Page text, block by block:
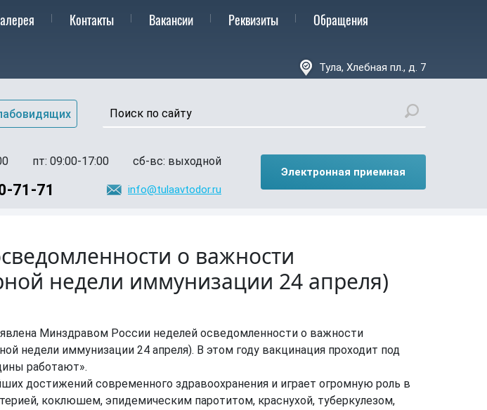
Размер шрифта: A Цветовая схема: A A
Контакты Вакансии Реквизиты Обращения
Тула, Хлебная пл., д. 7
пт: 09:00-17:00 сб-вс: выходной
71-71 info@tulaavtodor.ru
Электронная приемная
о важности
недели иммунизации 24 апреля)
Минздравом России неделей осведомленности о важности
недели иммунизации 24 апреля). В этом году вакцинация проходит под
работают».
достижений современного здравоохранения и играет огромную роль в
коклюшем, эпидемическим паротитом, краснухой, туберкулезом,